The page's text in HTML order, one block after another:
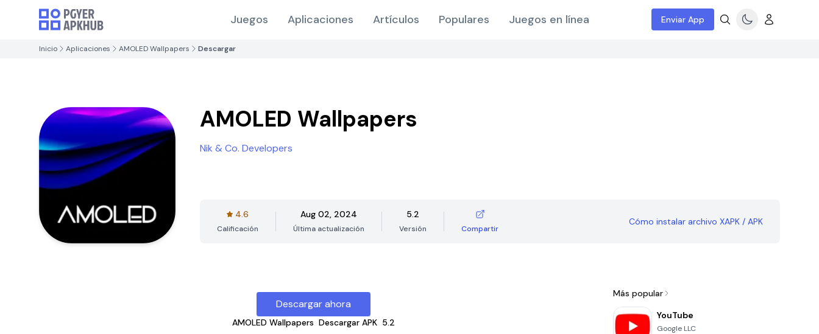
Juegos Aplicaciones Artículos Populares Juegos en línea Enviar App
Inicio Aplicaciones AMOLED Wallpapers Descargar
AMOLED Wallpapers
Nik & Co. Developers
4.6
Calificación
Aug 02, 2024
Última actualización
5.2
Versión Compartir
Cómo instalar archivo XAPK / APK
Descargar ahora
AMOLED Wallpapers Descargar APK 5.2
Más popular
YouTube
Google LLC